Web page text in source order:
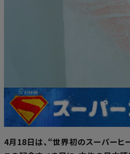
4月18日は、“世界初のスーパーヒ